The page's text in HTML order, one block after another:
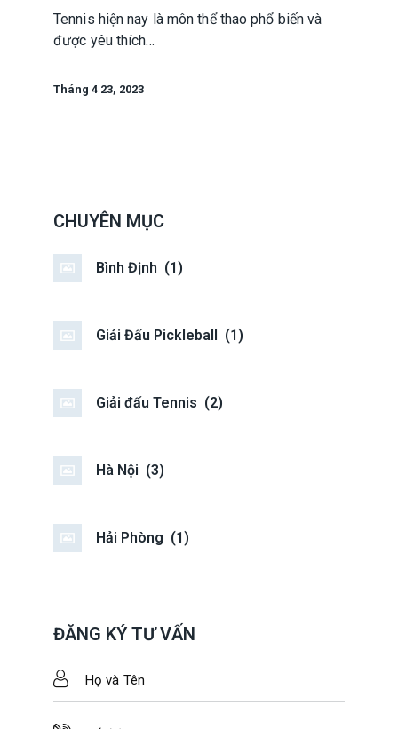
Tennis hiện nay là môn thể thao phổ biến và
được yêu thích…
Tháng 4 23, 2023
CHUYÊN MỤC
Bình Định (1)
Giải Đấu Pickleball (1)
Giải đấu Tennis (2)
Hà Nội (3)
Hải Phòng (1)
ĐĂNG KÝ TƯ VẤN